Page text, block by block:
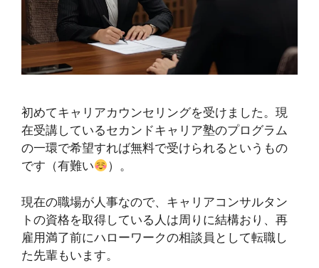
初めてキャリアカウンセリングを受けました。現
在受講しているセカンドキャリア塾のプログラム
の一環で希望すれば無料で受けられるというもの
です（有難い
）。
現在の職場が人事なので、キャリアコンサルタン
トの資格を取得している人は周りに結構おり、再
雇用満了前にハローワークの相談員として転職し
た先輩もいます。